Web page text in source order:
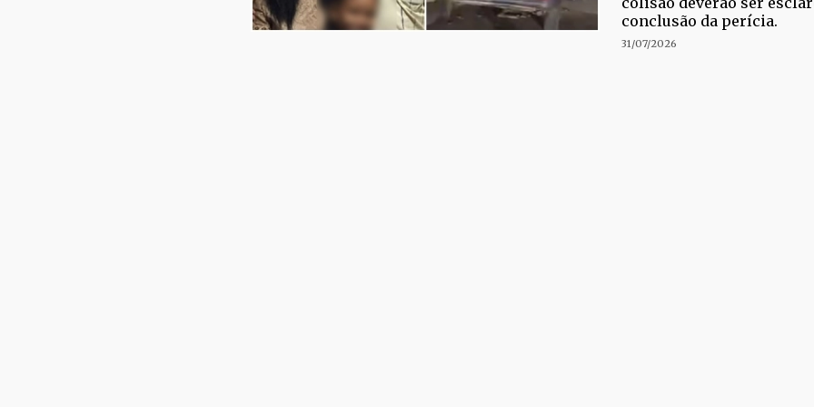
conclusão da perícia.
31/07/2026